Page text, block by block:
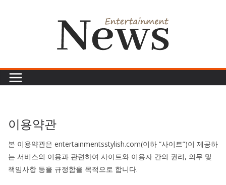
이용약관
본 이용약관은 entertainmentsstylish.com(이하 “사이트”)이 제공하
는 서비스의 이용과 관련하여 사이트와 이용자 간의 권리, 의무 및
책임사항 등을 규정함을 목적으로 합니다.